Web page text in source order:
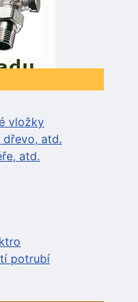
vložky
dřevo, atd.
atd.
potrubí